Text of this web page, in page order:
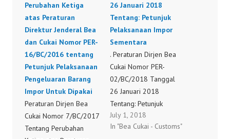
Perubahan Ketiga
atas Peraturan
Direktur Jenderal Bea
dan Cukai Nomor PER-
16/BC/2016 tentang
Petunjuk Pelaksanaan
Pengeluaran Barang
Impor Untuk Dipakai
Peraturan Dirjen Bea
Cukai Nomor 7/BC/2017
Tentang Perubahan
26 Januari 2018
Tentang: Petunjuk
Pelaksanaan Impor
Sementara
. Peraturan Dirjen Bea
Cukai Nomor PER-
02/BC/2018 Tanggal
26 Januari 2018
Tentang: Petunjuk
Pelaksanaan Impor
Sementara PER-
July 1, 2018
In "Bea Cukai - Customs"